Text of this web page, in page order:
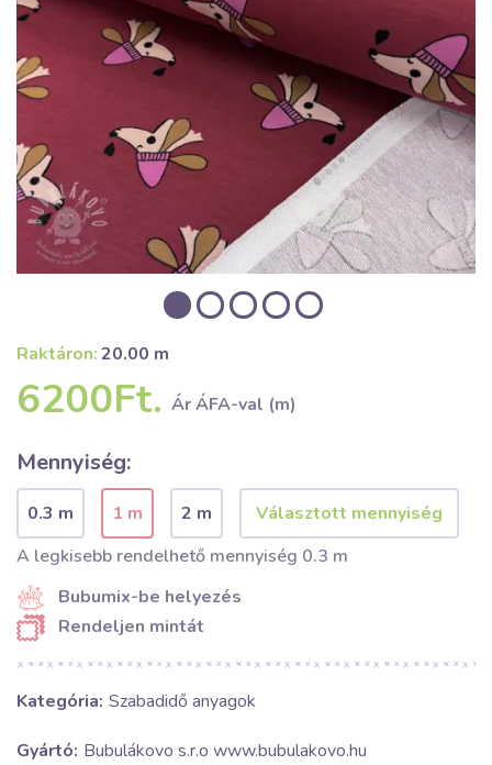
Raktáron:20.00 m
6200Ft. Ár ÁFA-val (m)
Mennyiség:
0.3 m 1 m
2 m
A legkisebb rendelhető mennyiség 0.3 m
Bubumix-be helyezés
Rendeljen mintát
Kategória: Szabadidő anyagok
Gyártó: Bubulákovo s.r.o www.bubulakovo.hu